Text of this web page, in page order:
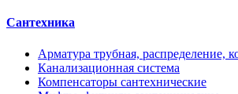
Сантехника
Арматура трубная, распределение,
Канализационная система
Компенсаторы сантехнические